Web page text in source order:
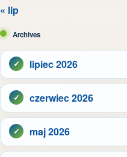
« lip
Archives
lipiec 2026
czerwiec 2026
maj 2026